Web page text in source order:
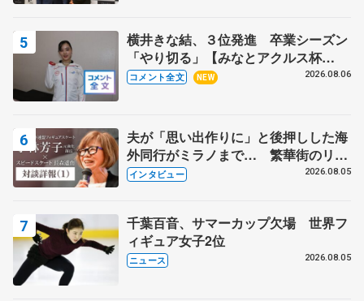
横井きな結、３位発進 卒業シーズン
「やり切る」【みなとアクルス杯
SP】
コメント全文 NEW 2026.08.06
夫が「思い出作りに」と後押しした海
外同行がミラノまで… 繁華街のリン
クでは不良のお兄さんも味方に 小林
インタビュー 2026.08.05
千葉百音、サマーカップ欠場 世界フ
ィギュア女子2位
ニュース 2026.08.05